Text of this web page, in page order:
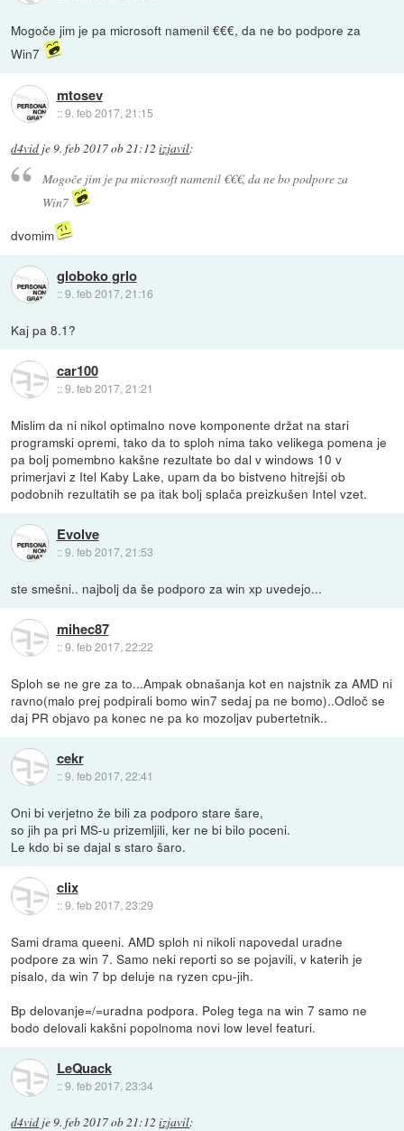
Mogoče jim je pa microsoft namenil €€€, da ne bo podpore za
Win7
mtosev
::9. feb 2017, 21:15
d4vid je9. feb 2017 ob 21:12 izjavil:
Mogoče jim je pa microsoft namenil €€€, da ne bo podpore za
Win7
dvomim
globoko grlo
::9. feb 2017, 21:16
Kaj pa 8.1?
car100
::9. feb 2017, 21:21
Mislim da ni nikol optimalno nove komponente držat na stari
programski opremi, tako da to sploh nima tako velikega pomena je
pa bolj pomembno kakšne rezultate bo dal v windows 10 v
primerjavi z Itel Kaby Lake, upam da bo bistveno hitrejši ob
podobnih rezultatih se pa itak bolj splača preizkušen Intel vzet.
Evolve
::9. feb 2017, 21:53
ste smešni.. najbolj da še podporo za win xp uvedejo...
mihec87
::9. feb 2017, 22:22
Sploh se ne gre za to...Ampak obnašanja kot en najstnik za AMD ni
ravno(malo prej podpirali bomo win7 sedaj pa ne bomo)..Odloč se
daj PR objavo pa konec ne pa ko mozoljav pubertetnik..
cekr
::9. feb 2017, 22:41
Oni bi verjetno že bili za podporo stare šare,
so jih pa pri MS-u prizemljili, ker ne bi bilo poceni.
Le kdo bi se dajal s staro šaro.
clix
::9. feb 2017, 23:29
Sami drama queeni. AMD sploh ni nikoli napovedal uradne
podpore za win 7. Samo neki reporti so se pojavili, v katerih je
pisalo, da win 7 bp deluje na ryzen cpu-jih.
Bp delovanje=/=uradna podpora. Poleg tega na win 7 samo ne
bodo delovali kakšni popolnoma novi low level featuri.
LeQuack
::9. feb 2017, 23:34
d4vid je9. feb 2017 ob 21:12 izjavil: